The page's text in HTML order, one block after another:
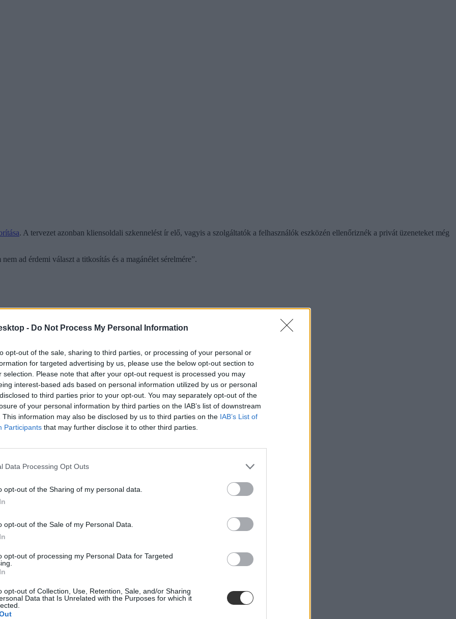
- Do Not Process My Personal Information
opt-out of the sale, sharing to third parties, or processing of your personal or
for targeted advertising by us, please use the below opt-out section to
selection. Please note that after your opt-out request is processed you may
interest-based ads based on personal information utilized by us or personal
to third parties prior to your opt-out. You may separately opt-out of the
of your personal information by third parties on the IAB’s list of downstream
This information may also be disclosed by us to third parties on the IAB’s List of
Participants that may further disclose it to other third parties.
Data Processing Opt Outs
opt-out of the Sharing of my personal data.
opt-out of the Sale of my Personal Data.
opt-out of processing my Personal Data for Targeted
opt-out of Collection, Use, Retention, Sale, and/or Sharing
Data that Is Unrelated with the Purposes for which it
. A tervezet azonban kliensoldali szkennelést ír elő, vagyis a szolgáltatók a felhasználók eszközén ellenőriznék a privát üzeneteket még
ad érdemi választ a titkosítás és a magánélet sérelmére”.
nevezték a kliensoldali ellenőrzést.